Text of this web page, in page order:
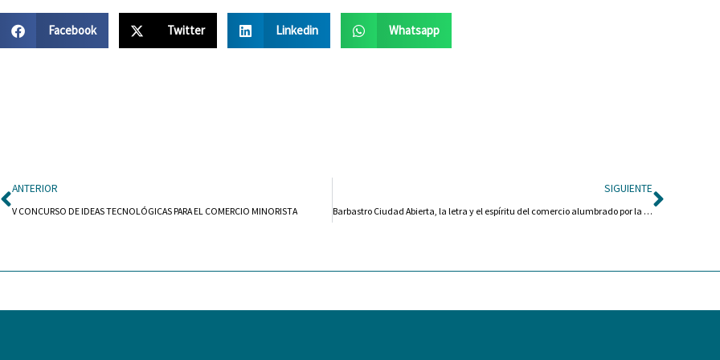
Facebook Twitter Linkedin Whatsapp
Ant
ANTERIOR
V CONCURSO DE IDEAS TECNOLÓGICAS PARA EL COMERCIO MINORISTA
SIGUIENTE
Barbastro Ciudad Abierta, la letra y el espíritu del comercio alumbrado por la Candelera